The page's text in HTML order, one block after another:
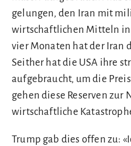
gelungen, den Iran mit
wirtschaftlichen Mitteln in
vier Monaten hat der Iran
Seither hat die USA ihre
aufgebraucht, um die
gehen diese Reserven zur
wirtschaftliche
Trump gab dies offen zu: